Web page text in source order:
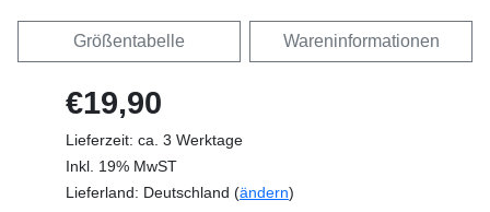
Größentabelle Wareninformationen
€19,90
Lieferzeit: ca. 3 Werktage
Inkl. 19% MwST
Lieferland: Deutschland (ändern)